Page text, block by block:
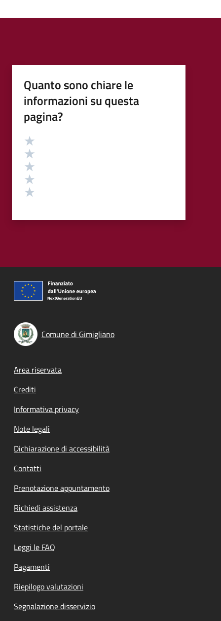
Quanto sono chiare le
informazioni su questa
pagina?
Valutazione
Comune di Gimigliano
Footer menu
Area riservata
Crediti
Informativa privacy
Note legali
Dichiarazione di accessibilità
Contatti
Prenotazione appuntamento
Richiedi assistenza
Statistiche del portale
Leggi le FAQ
Pagamenti
Riepilogo valutazioni
Segnalazione disservizio